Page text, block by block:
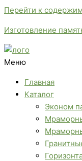
Перейти к
Изготовление
Меню
Главная
Каталог
Эконом